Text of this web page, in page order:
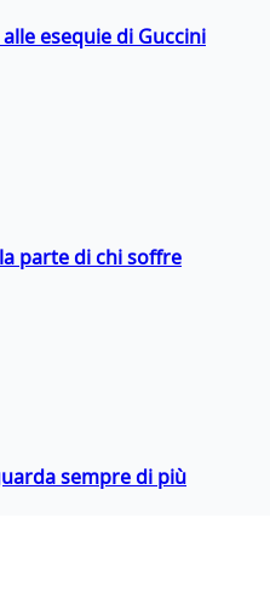
esequie di Guccini
parte di chi soffre
sempre di più